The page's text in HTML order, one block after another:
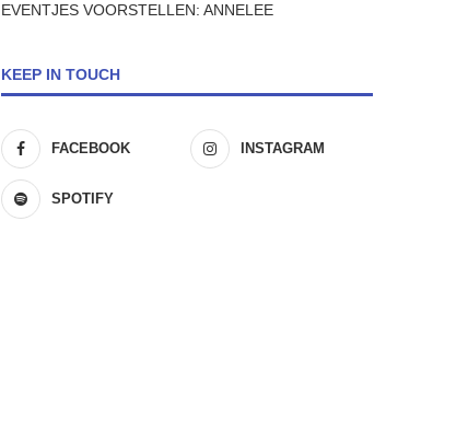
EVENTJES VOORSTELLEN: ANNELEE
KEEP IN TOUCH
FACEBOOK INSTAGRAM
SPOTIFY